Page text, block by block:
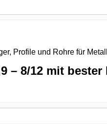
– 8/12 mit